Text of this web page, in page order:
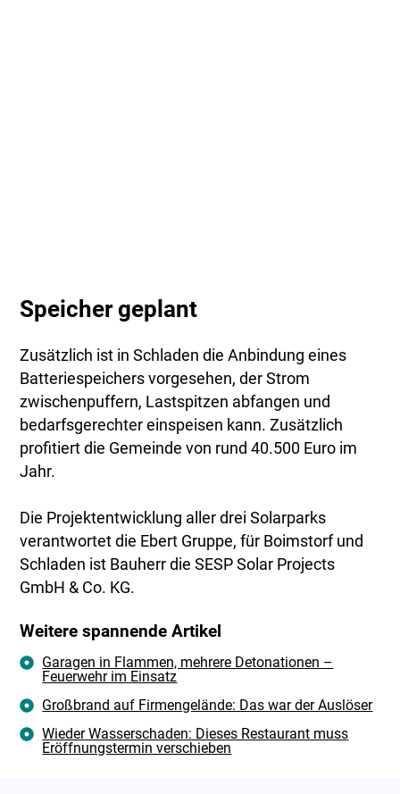
Speicher geplant
Zusätzlich ist in Schladen die Anbindung eines
Batteriespeichers vorgesehen, der Strom
zwischenpuffern, Lastspitzen abfangen und
bedarfsgerechter einspeisen kann. Zusätzlich
profitiert die Gemeinde von rund 40.500 Euro im
Jahr.
Die Projektentwicklung aller drei Solarparks
verantwortet die Ebert Gruppe, für Boimstorf und
Schladen ist Bauherr die SESP Solar Projects
GmbH & Co. KG.
Weitere spannende Artikel
Garagen in Flammen, mehrere Detonationen –
Feuerwehr im Einsatz
Großbrand auf Firmengelände: Das war der Auslöser
Wieder Wasserschaden: Dieses Restaurant muss
Eröffnungstermin verschieben